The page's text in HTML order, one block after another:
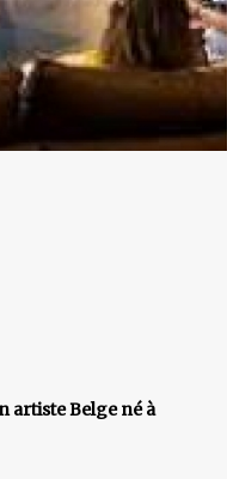
artiste Belge né à